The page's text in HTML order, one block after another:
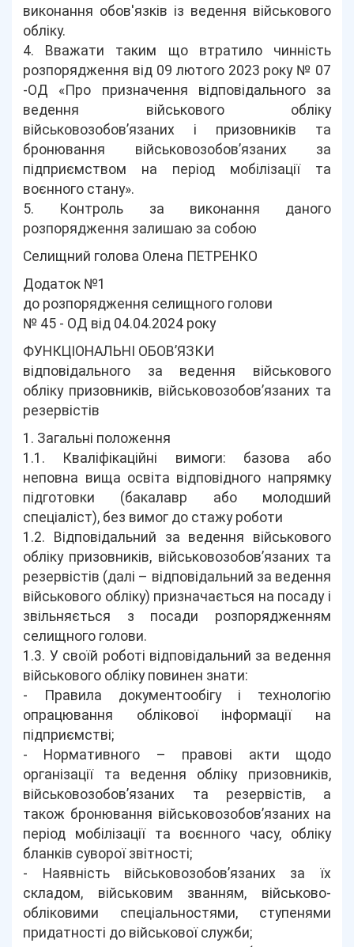
виконання обов'язків із ведення військового
обліку.
4. Вважати таким що втратило чинність
розпорядження від 09 лютого 2023 року № 07
-ОД «Про призначення відповідального за
ведення військового обліку
військовозобов’язаних і призовників та
бронювання військовозобов’язаних за
підприємством на період мобілізації та
воєнного стану».
5. Контроль за виконання даного
розпорядження залишаю за собою
Селищний голова Олена ПЕТРЕНКО
Додаток №1
до розпорядження селищного голови
№ 45 - ОД від 04.04.2024 року
ФУНКЦІОНАЛЬНІ ОБОВ’ЯЗКИ
відповідального за ведення військового
обліку призовників, військовозобов’язаних та
резервістів
1. Загальні положення
1.1. Кваліфікаційні вимоги: базова або
неповна вища освіта відповідного напрямку
підготовки (бакалавр або молодший
спеціаліст), без вимог до стажу роботи
1.2. Відповідальний за ведення військового
обліку призовників, військовозобов’язаних та
резервістів (далі – відповідальний за ведення
військового обліку) призначається на посаду і
звільняється з посади розпорядженням
селищного голови.
1.3. У своїй роботі відповідальний за ведення
військового обліку повинен знати:
- Правила документообігу і технологію
опрацювання облікової інформації на
підприємстві;
- Нормативного – правові акти щодо
організації та ведення обліку призовників,
військовозобов’язаних та резервістів, а
також бронювання військовозобов’язаних на
період мобілізації та воєнного часу, обліку
бланків суворої звітності;
- Наявність військовозобов’язаних за їх
складом, військовим званням, військово-
обліковими спеціальностями, ступенями
придатності до військової служби;